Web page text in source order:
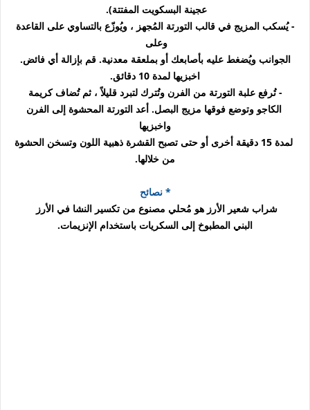
عجينة البسكويت المفتتة).
- يُسكب المزيج في قالب التورتة المُجهز ، ويُوزّع بالتساوي على القاعدة
وعلى
الجوانب ويُضغط عليه بأصابعك أو بملعقة معدنية. قم بإزالة أي فائض.
اخبزيها لمدة 10 دقائق.
- تُرفع علبة التورتة من الفرن وتُترك لتبرد قليلاً ، ثم تُضاف كريمة
الكاجو وتوضع فوقها مزيج البصل. أعد التورتة المحشوة إلى الفرن
واخبزيها
لمدة 15 دقيقة أخرى أو حتى تصبح القشرة ذهبية اللون وتسخن الحشوة
من خلالها.
* نصائح
شراب شعير الأرز هو مُحلي مصنوع من تكسير النشا في الأرز
البني المطبوخ إلى السكريات باستخدام الإنزيمات.